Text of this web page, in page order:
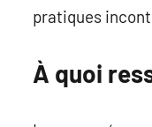
pratiques
À quoi